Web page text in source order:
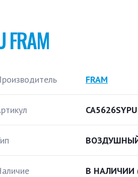
FRAM
FRAM
CA5626SYPU
В НАЛИЧИИ